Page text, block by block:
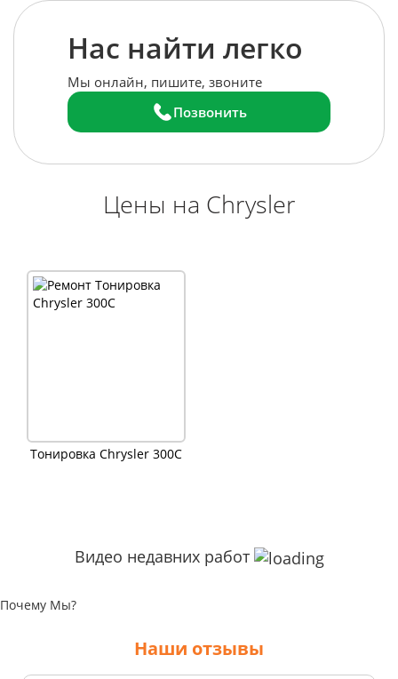
Нас найти легко
Мы онлайн, пишите, звоните
Позвонить
Цены на Chrysler
Тонировка Chrysler 300C
Видео недавних работ
Почему Мы?
Наши отзывы